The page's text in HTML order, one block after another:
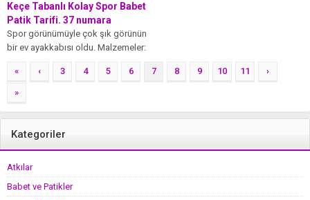
Keçe Tabanlı Kolay Spor Babet
Patik Tarifi. 37 numara
Spor görünümüyle çok şık görünün
bir ev ayakkabısı oldu. Malzemeler:
«
‹ 3 4 5 6 7 8 9 10 11 ›
»
Kategoriler
Atkılar
Babet ve Patikler